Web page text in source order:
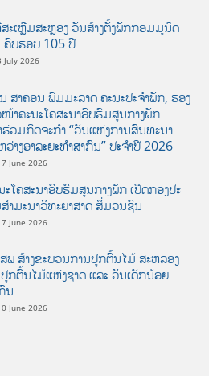
ະເຫຼີມສະຫຼອງ ວັນສ້າງຕັ້ງພັກກອມມູນິດ
ຄົບຮອບ 105 ປີ
July 2026
ສາຄອນ ພົມມະລາດ ຄະນະປະຈໍາພັກ, ຮອງ
າຄະນະໂຄສະນາອົບຮົມສູນກາງພັກ
ຮ່ວມກິດຈະກຳ “ວັນແຫ່ງການສົນທະນາ
ວ່າງອາລະຍະທຳສາກົນ” ປະຈຳປີ 2026
June 2026
ະໂຄສະນາອົບຮົມສູນກາງພັກ ເປີດກອງປະ
ຳມະນາວິທະຍາສາດ ສຶ່ມວນຊົນ
June 2026
ພ ສ້າງຂະບວນການປູກຕົ້ນໄມ້ ສະຫລອງ
ກຕົ້ນໄມ້ແຫ່ງຊາດ ແລະ ວັນເດັກນ້ອຍ
ນ
June 2026